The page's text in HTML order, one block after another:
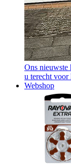
Ons nieuwste
u terecht voor
Webshop